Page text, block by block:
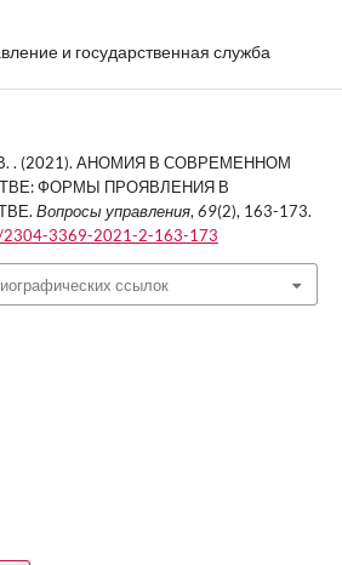
и государственная служба
В. . (2021). АНОМИЯ В СОВРЕМЕННОМ
ФОРМЫ ПРОЯВЛЕНИЯ В
Вопросы управления,69(2), 163-173.
2304-3369-2021-2-163-173
ссылок